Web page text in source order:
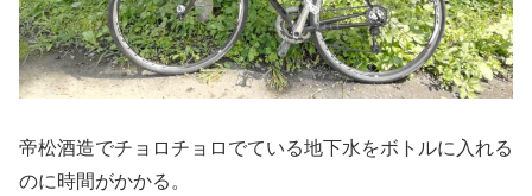
帝松酒造でチョロチョロでている地下水をボトルに入れる
のに時間がかかる。